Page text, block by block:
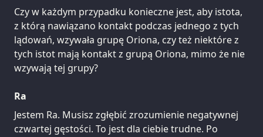
Czy w każdym przypadku konieczne jest, aby istota,
z którą nawiązano kontakt podczas jednego z tych
lądowań, wzywała grupę Oriona, czy też niektóre z
tych istot mają kontakt z grupą Oriona, mimo że nie
wzywają tej grupy?
Ra
Jestem Ra. Musisz zgłębić zrozumienie negatywnej
czwartej gęstości. To jest dla ciebie trudne. Po